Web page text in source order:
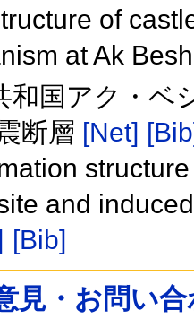
of
at Ak
和国アク・ベ
断層 [Net]
and
[Bib]
見・お問い